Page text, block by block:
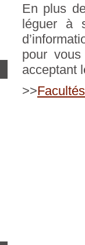
En plus
léguer à
pour
acceptant
>>